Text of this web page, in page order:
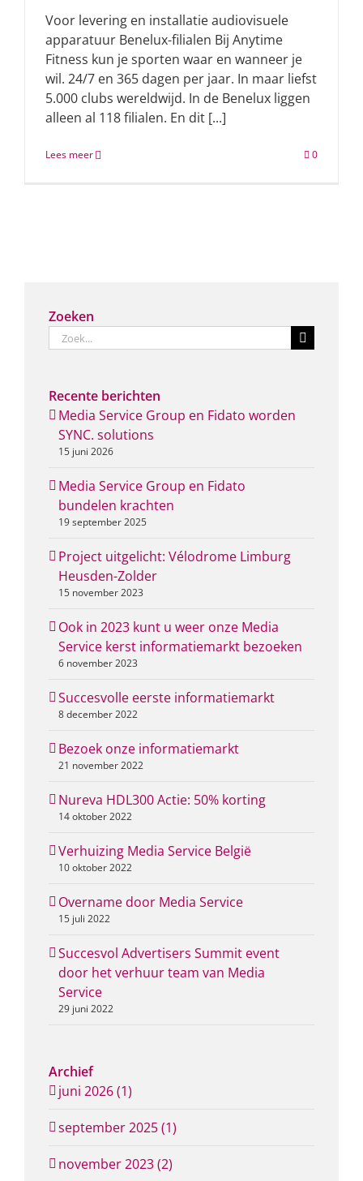
Voor levering en installatie audiovisuele
apparatuur Benelux-filialen Bij Anytime
Fitness kun je sporten waar en wanneer je
wil. 24/7 en 365 dagen per jaar. In maar liefst
5.000 clubs wereldwijd. In de Benelux liggen
alleen al 118 filialen. En dit [...]
Lees meer 0
Zoeken
Zoeken
naar:
Recente berichten
Media Service Group en Fidato worden
SYNC. solutions
15 juni 2026
Media Service Group en Fidato
bundelen krachten
19 september 2025
Project uitgelicht: Vélodrome Limburg
Heusden-Zolder
15 november 2023
Ook in 2023 kunt u weer onze Media
Service kerst informatiemarkt bezoeken
6 november 2023
Succesvolle eerste informatiemarkt
8 december 2022
Bezoek onze informatiemarkt
21 november 2022
Nureva HDL300 Actie: 50% korting
14 oktober 2022
Verhuizing Media Service België
10 oktober 2022
Overname door Media Service
15 juli 2022
Succesvol Advertisers Summit event
door het verhuur team van Media
Service
29 juni 2022
Archief
juni 2026 (1)
september 2025 (1)
november 2023 (2)